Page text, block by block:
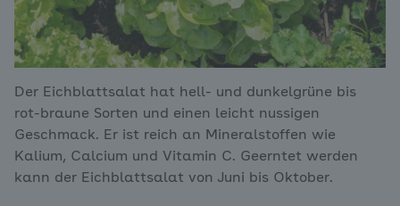
Der Eichblattsalat hat hell- und dunkelgrüne bis
rot-braune Sorten und einen leicht nussigen
Geschmack. Er ist reich an Mineralstoffen wie
Kalium, Calcium und Vitamin C. Geerntet werden
kann der Eichblattsalat von Juni bis Oktober.